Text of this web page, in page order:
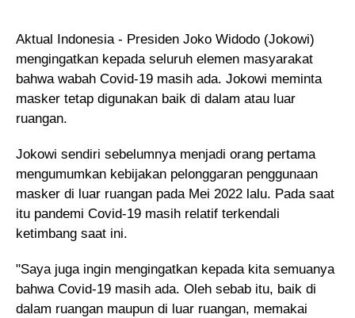
Aktual Indonesia - Presiden Joko Widodo (Jokowi)
mengingatkan kepada seluruh elemen masyarakat
bahwa wabah Covid-19 masih ada. Jokowi meminta
masker tetap digunakan baik di dalam atau luar
ruangan.
Jokowi sendiri sebelumnya menjadi orang pertama
mengumumkan kebijakan pelonggaran penggunaan
masker di luar ruangan pada Mei 2022 lalu. Pada saat
itu pandemi Covid-19 masih relatif terkendali
ketimbang saat ini.
"Saya juga ingin mengingatkan kepada kita semuanya
bahwa Covid-19 masih ada. Oleh sebab itu, baik di
dalam ruangan maupun di luar ruangan, memakai